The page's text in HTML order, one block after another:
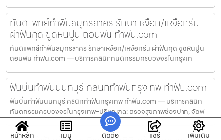
ทันตแพทย์ทำฟันสมุทรสาคร รักษาเหงือก/เหงือกร่น
ผ่าฟันคุด ขูดหินปูน ถอนฟัน ทำฟัน.com
ทันตแพทย์ทำฟันสมุทรสาคร รักษาเหงือก/เหงือกร่น ผ่าฟันคุด ขูดหินปูน
ถอนฟัน ทำฟัน.com — บริการคลินิกทันตกรรมครบวงจรในกรุงเท
ฟันบิ่นทำฟันนนทบุรี คลินิกทำฟันกรุงเทพ ทำฟัน.com
ฟันบิ่นทำฟันนนทบุรี คลินิกทำฟันกรุงเทพ ทำฟัน.com — บริการคลินิก
ทันตกรรมครบวงจรในกรุงเทพ–ปริมณฑล: ตรวจสุขภาพช่องปาก, จัดฟ
หน้าหลัก เมนู ติดต่อ แชร์ เพิ่มเติม